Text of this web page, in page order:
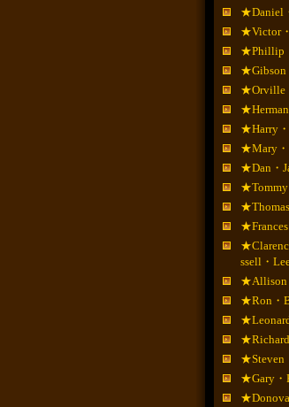
★Daniel
★Victor
★Phillip
★Gibson
★Orville
★Harry
★Mary・
★Dan・
★Tommy
ssell・Lee
★Allison
★Ron・
★Steven
★Gary・